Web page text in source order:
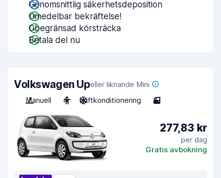
Genomsnittlig säkerhetsdeposition
Omedelbar bekräftelse!
Obegränsad körsträcka
Betala del nu
Volkswagen Upeller liknande Mini
Manuell
4 Luftkonditionering 3
277,83 kr
per dag
Gratis avbokning